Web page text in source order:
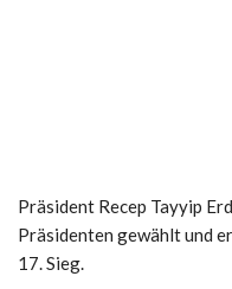
Präsident Recep Tayyip
Präsidenten gewählt und
17. Sieg.